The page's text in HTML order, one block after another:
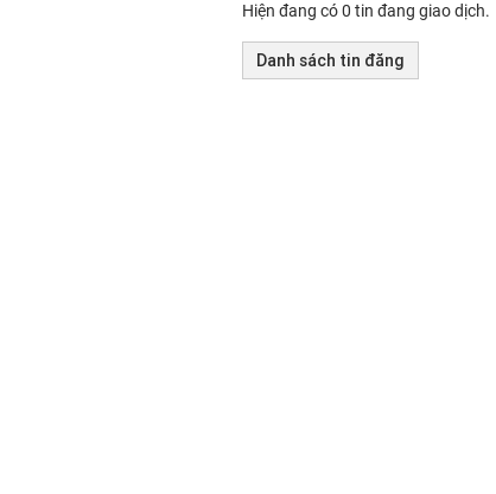
Hiện đang có 0 tin đang giao dịch.
Danh sách tin đăng